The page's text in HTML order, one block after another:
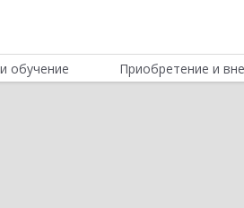
обучение Приобретение и